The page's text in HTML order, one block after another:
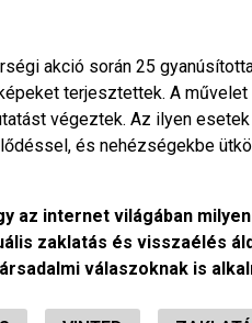
akció során 25
terjesztettek. A
végeztek. Az ilyen
és nehézségekbe
az internet világában
zaklatás és visszaélés
válaszoknak is